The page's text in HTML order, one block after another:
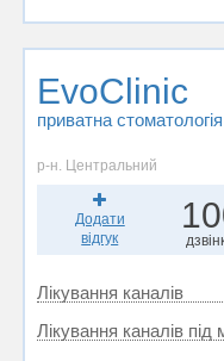
EvoClinic
приватна стоматологія
р-н. Центральний
Додати
відгук
Лікування каналів
Лікування каналів під